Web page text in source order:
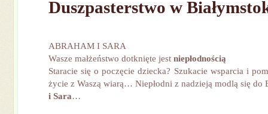
Duszpasterstwo w
ABRAHAM I SARA
Wasze małżeństwo dotknięte jest niepłodnością
Staracie się o poczęcie dziecka? Szukacie wsparcia i
życie z Waszą wiarą… Niepłodni z nadzieją modlą się
i Sara…